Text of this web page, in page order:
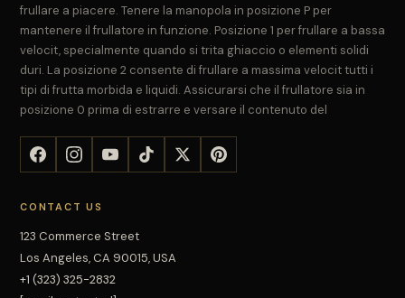
frullare a piacere. Tenere la manopola in posizione P per
mantenere il frullatore in funzione. Posizione 1 per frullare a bassa
velocit, specialmente quando si trita ghiaccio o elementi solidi
duri. La posizione 2 consente di frullare a massima velocit tutti i
tipi di frutta morbida e liquidi. Assicurarsi che il frullatore sia in
posizione 0 prima di estrarre e versare il contenuto del
CONTACT US
123 Commerce Street
Los Angeles, CA 90015, USA
+1 (323) 325-2832